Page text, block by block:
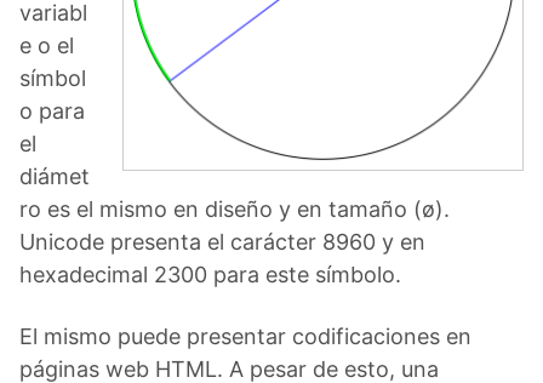
variabl
e o el
símbol
o para
el
diámet
ro es el mismo en diseño y en tamaño (ø).
Unicode presenta el carácter 8960 y en
hexadecimal 2300 para este símbolo.
El mismo puede presentar codificaciones en
páginas web HTML. A pesar de esto, una